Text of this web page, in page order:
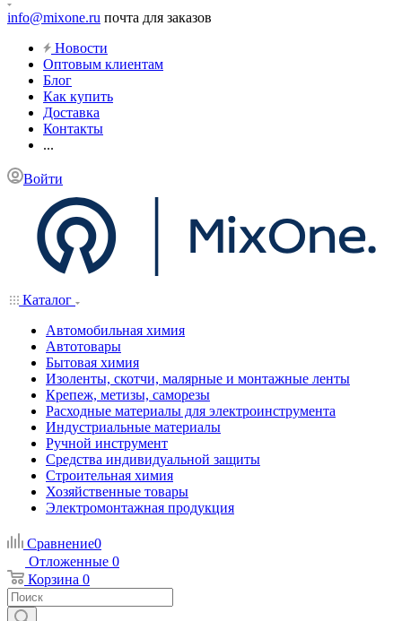
info@mixone.ru почта для заказов
Новости
Оптовым клиентам
Блог
Как купить
Доставка
Контакты
...
Войти
Каталог
Автомобильная химия
Автотовары
Бытовая химия
Изоленты, скотчи, малярные и монтажные ленты
Крепеж, метизы, саморезы
Расходные материалы для электроинструмента
Индустриальные материалы
Ручной инструмент
Средства индивидуальной защиты
Строительная химия
Хозяйственные товары
Электромонтажная продукция
Сравнение0
Отложенные 0
Корзина 0